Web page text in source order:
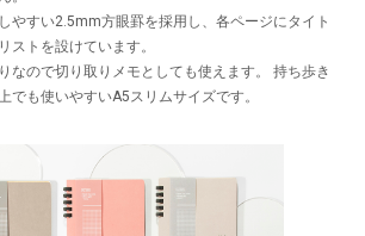
やすい2.5mm方眼罫を採用し、各ページにタイト
ストを設けています。
なので切り取りメモとしても使えます。 持ち歩き
でも使いやすいA5スリムサイズです。